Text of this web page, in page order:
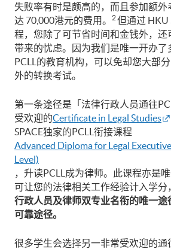
失败率有时是颇高的，而且参加额外
达 70,000港元的费用。
2但通过 HKU
程，您除了可节省时间和金钱外，
带来的忧虑。因为我们是唯一开办了
PCLL的教育机构，可以免却您大部
外的转换考试。
第一条途径是「法律行政人员通往
受欢迎的Certificate in Legal Studies
SPACE独家的PCLL衔接课程
Advanced Diploma for Legal
Level)
，升读PCLL成为律师。此课程亦是
可让您的法律相关工作经验计入学分
行政人员及律师双专业名衔的唯一途
可靠途径。
很多学生会选择另一非常受欢迎的通